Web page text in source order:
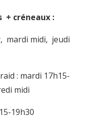
créneaux :
mardi midi, jeudi
: mardi 17h15-
midi
19h30